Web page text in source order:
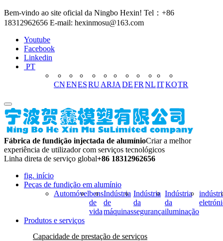
Bem-vindo ao site oficial da Ningbo Hexin! Tel：+86
18312962656 E-mail: hexinmosu@163.com
Youtube
Facebook
Linkedin
PT
CNENESRUARJA DEFR NLITKOTR
Fábrica de fundição injectada de alumínioCriar a melhor
experiência de utilizador com serviços tecnológicos
Linha direta de serviço global+86 18312962656
fig. início
Peças de fundição em alumínio
Automóvelbens
de
vida
Indústria
de
máquinas
Indústria
da
segurança
Indústria
da
iluminação
Produtos e serviços
Capacidade de prestação de serviços